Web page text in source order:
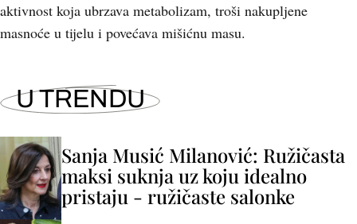
aktivnost koja ubrzava metabolizam, troši nakupljene
masnoće u tijelu i povećava mišićnu masu.
U TRENDU
Sanja Musić Milanović: Ružičasta
maksi suknja uz koju idealno
pristaju - ružičaste salonke